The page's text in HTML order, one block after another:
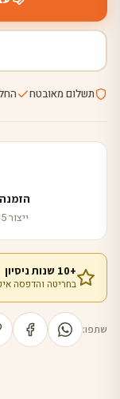
תשלום מאובטח
הזמנה
ייצור 3-5 ימי עסקים + שליחות ישירה לבית
+10 שנות ניסיון
בחריטה והדפסה
שתפו: